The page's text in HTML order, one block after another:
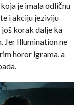
je imala odličnu
i akciju jeziviju
još korak dalje ka
Jer Illumination ne
horor igrama, a